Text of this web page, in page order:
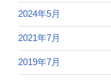
2024年5月
2021年7月
2019年7月